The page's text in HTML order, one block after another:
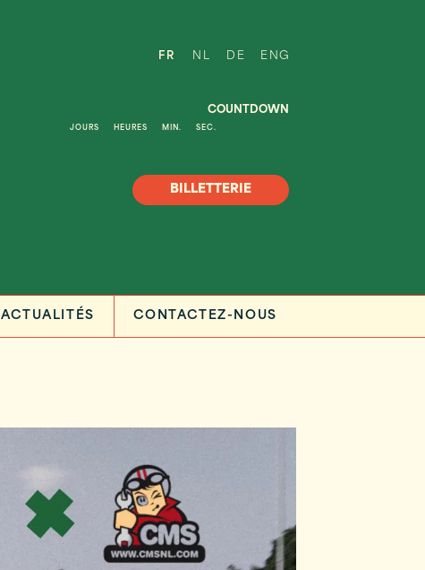
FR NL DE ENG
COUNTDOWN
JOURS HEURES MIN. SEC.
BILLETTERIE
ACTUALITÉS CONTACTEZ-NOUS